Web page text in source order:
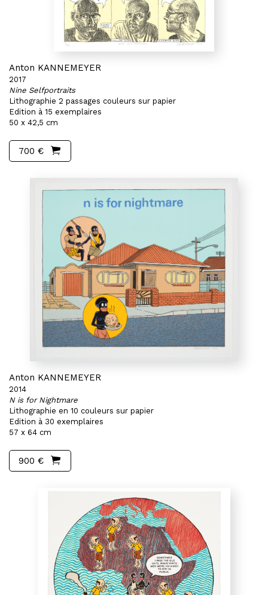
Anton KANNEMEYER
2017
Nine Selfportraits
Lithographie 2 passages couleurs sur papier
Edition à 15 exemplaires
50 x 42,5 cm
700 €
Anton KANNEMEYER
2014
N is for Nightmare
Lithographie en 10 couleurs sur papier
Edition à 30 exemplaires
57 x 64 cm
900 €